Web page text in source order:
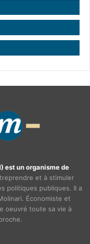
est un organisme de
et à stimuler
politiques publiques. Il a
Économiste et
oeuvré toute sa vie à